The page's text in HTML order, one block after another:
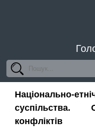
суспільства.
конфліктів